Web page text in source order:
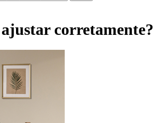
corretamente?